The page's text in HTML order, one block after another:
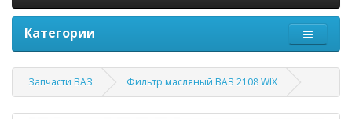
Категории
Запчасти ВАЗ Фильтр масляный ВАЗ 2108 WIX